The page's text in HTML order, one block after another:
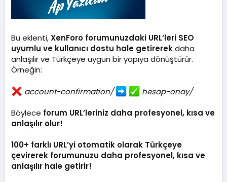
Bu eklenti,XenForo forumunuzdaki URL’leri SEO
uyumlu ve kullanıcı dostu hale getirerekdaha
anlaşılır ve Türkçeye uygun bir yapıya dönüştürür.
Örneğin:
account-confirmation/
hesap-onay/
Böylece forum URL’leriniz daha profesyonel, kısa ve
anlaşılır olur!
100+ farklı URL’yi otomatik olarak Türkçeye
çevirerek forumunuzu daha profesyonel, kısa ve
anlaşılır hale getirir!